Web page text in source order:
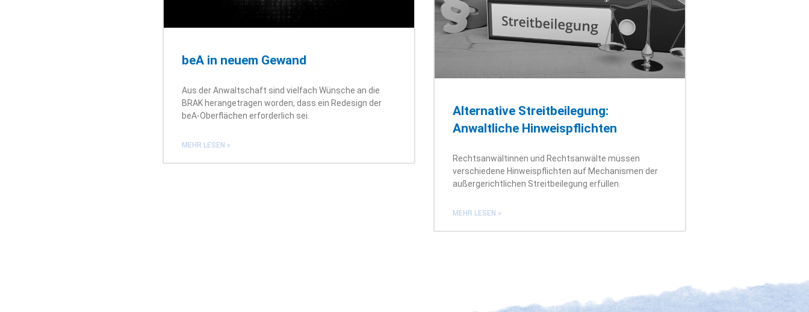
beA in neuem Gewand
Aus der Anwaltschaft sind vielfach Wünsche an die
BRAK herangetragen worden, dass ein Redesign der
beA-Oberflächen erforderlich sei.
MEHR LESEN »
Alternative Streitbeilegung:
Anwaltliche Hinweispflichten
Rechtsanwältinnen und Rechtsanwälte müssen
verschiedene Hinweispflichten auf Mechanismen der
außergerichtlichen Streitbeilegung erfüllen.
MEHR LESEN »